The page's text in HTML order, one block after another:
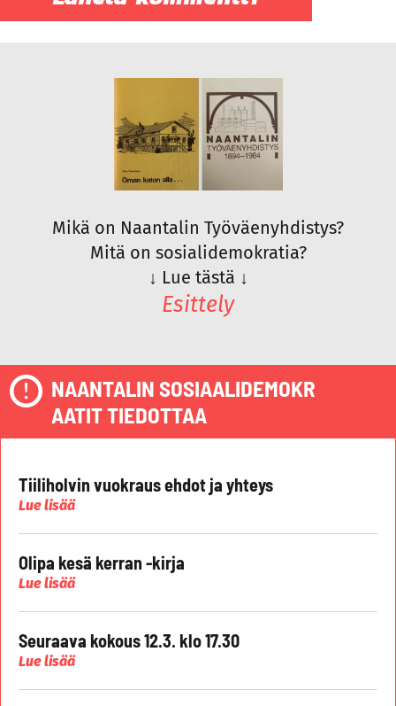
Mikä on Naantalin Työväenyhdistys?
Mitä on sosialidemokratia?
↓ Lue tästä ↓
Esittely
NAANTALIN SOSIAALIDEMOKR
AATIT TIEDOTTAA
Tiiliholvin vuokraus ehdot ja yhteys
Lue lisää
Olipa kesä kerran -kirja
Lue lisää
Seuraava kokous 12.3. klo 17.30
Lue lisää